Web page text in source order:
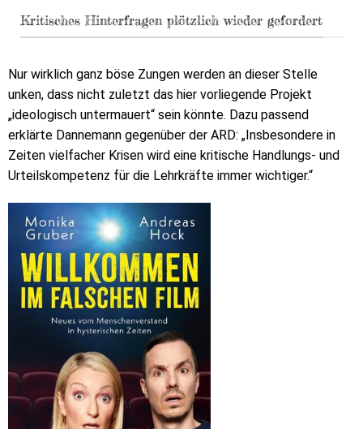
Kritisches Hinterfragen plötzlich wieder gefordert
Nur wirklich ganz böse Zungen werden an dieser Stelle
unken, dass nicht zuletzt das hier vorliegende Projekt
„ideologisch untermauert“ sein könnte. Dazu passend
erklärte Dannemann gegenüber der ARD: „Insbesondere in
Zeiten vielfacher Krisen wird eine kritische Handlungs- und
Urteilskompetenz für die Lehrkräfte immer wichtiger.“